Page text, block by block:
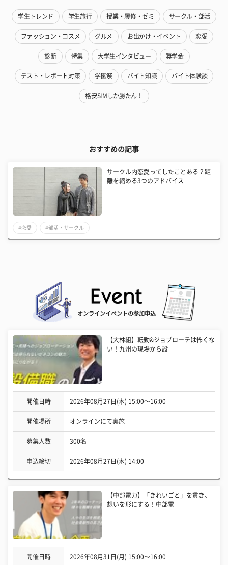
学生トレンド 学生旅行 授業・履修・ゼミ サークル・部活
ファッション・コスメ グルメ お出かけ・イベント 恋愛
診断 特集 大学生インタビュー 奨学金
テスト・レポート対策 学園祭 バイト知識 バイト体験談
格安SIMしか勝たん！
おすすめの記事
サークル内恋愛ってしたことある？距
離を縮める3つのアドバイス
#恋愛 #部活・サークル
オンラインイベントの参加申込
【大林組】転勤&ジョブローテは怖くな
い！九州の現場から設
開催日時 2026年08月27日(木) 15:00〜16:00
開催場所 オンラインにて実施
募集人数 300名
申込締切 2026年08月27日(木) 14:00
【中部電力】「きれいごと」を貫き、
想いを形にする！中部電
開催日時 2026年08月31日(月) 15:00〜16:00